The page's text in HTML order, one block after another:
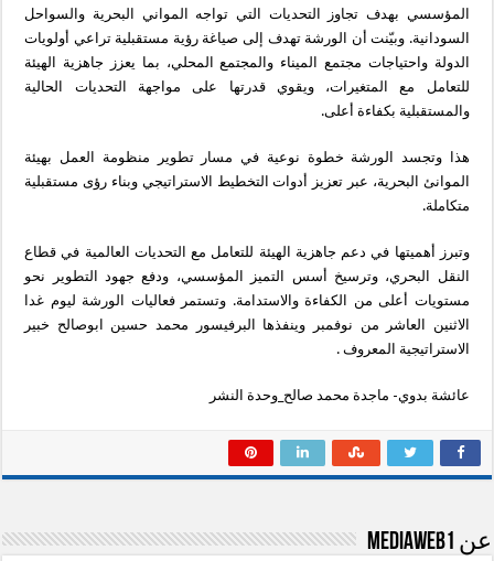
المؤسسي بهدف تجاوز التحديات التي تواجه المواني البحرية والسواحل
السودانية. وبيّنت أن الورشة تهدف إلى صياغة رؤية مستقبلية تراعي أولويات
الدولة واحتياجات مجتمع الميناء والمجتمع المحلي، بما يعزز جاهزية الهيئة
للتعامل مع المتغيرات، ويقوي قدرتها على مواجهة التحديات الحالية
والمستقبلية بكفاءة أعلى.
هذا وتجسد الورشة خطوة نوعية في مسار تطوير منظومة العمل بهيئة
الموانئ البحرية، عبر تعزيز أدوات التخطيط الاستراتيجي وبناء رؤى مستقبلية
متكاملة.
وتبرز أهميتها في دعم جاهزية الهيئة للتعامل مع التحديات العالمية في قطاع
النقل البحري، وترسيخ أسس التميز المؤسسي، ودفع جهود التطوير نحو
مستويات أعلى من الكفاءة والاستدامة. وتستمر فعاليات الورشة ليوم غدا
الاثنين العاشر من نوفمبر وينفذها البرفيسور محمد حسين ابوصالح خبير
الاستراتيجية المعروف .
عائشة بدوي- ماجدة محمد صالح_وحدة النشر
عن mediaweb1